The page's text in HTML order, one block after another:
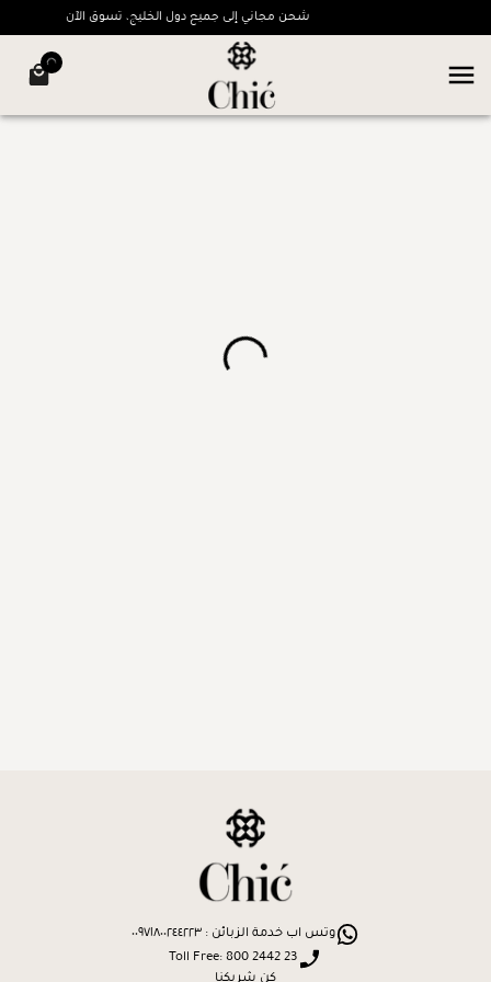
شحن مجاني إلى جميع دول الخليج، تسوق الآن
وتس اب خدمة الزبائن : ٠٠٩٧١٨٠٠٢٤٤٢٢٣
Toll Free: 800 2442 23